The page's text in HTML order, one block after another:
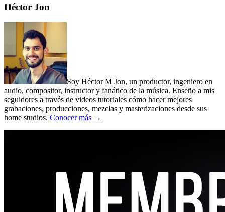
Primary
Sidebar
Héctor Jon
Soy Héctor M Jon, un productor, ingeniero en
audio, compositor, instructor y fanático de la música. Enseño a mis
seguidores a través de videos tutoriales cómo hacer mejores
grabaciones, producciones, mezclas y masterizaciones desde sus
home studios. Conocer más →